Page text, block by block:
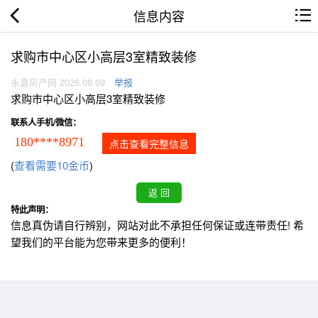
信息内容
求购市中心区小高层3室精致装修
永嘉房产网 2026.08.09 举报
求购市中心区小高层3室精致装修
联系人手机/微信：
180****8971 点击查看完整信息
(查看需要10金币)
特此声明：
信息真伪请自行辨别，网站对此不承担任何保证或连带责任! 希
望我们的平台能为您带来更多的便利！